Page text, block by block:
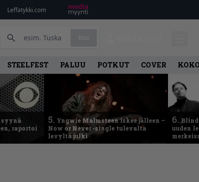
Leffatykki.com
STEELFEST PALUU POTKUT COVER
raportoi
5. Yngwie Malmsteen iskee jälleen –
Now or Never -single tulevalta
levyltä julki
6.
uuden